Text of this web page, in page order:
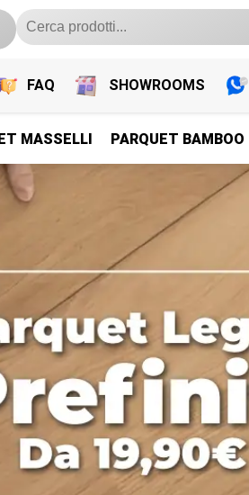
FAQ SHOWROOMS
PARQUET PREFINITI
Parquet Legno Prefiniti
MASSELLI PARQUET BAMBOO
PARQUET PREFINITI
Parquet Legno Prefiniti